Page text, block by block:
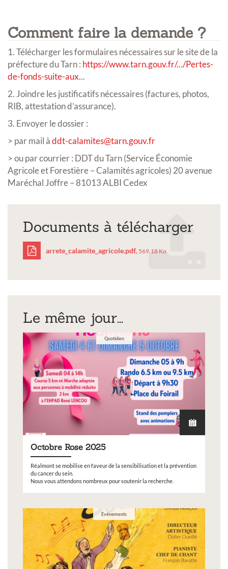
Comment faire la demande ?
1. Télécharger les formulaires nécessaires sur le site de la
préfecture du Tarn : https://www.tarn.gouv.fr/.../Pertes-
de-fonds-suite-aux...
2. Joindre les justificatifs nécessaires (factures, photos,
RIB, attestation d’assurance).
3. Envoyer le dossier :
> par mail àddt-calamites@tarn.gouv.fr
> ou par courrier : DDT du Tarn (Service Économie
Agricole et Forestière – Calamités agricoles) 20 avenue
Maréchal Joffre – 81013 ALBI Cedex
Documents à télécharger
arrete_calamite_agricole.pdf, 569.18 Ko
Le même jour...
Quotidien
Octobre Rose 2025
Réalmont se mobilise en faveur de la sensibilisation et la prévention
du cancer du sein.
Nous vous attendons nombreux pour soutenir la recherche.
Événements